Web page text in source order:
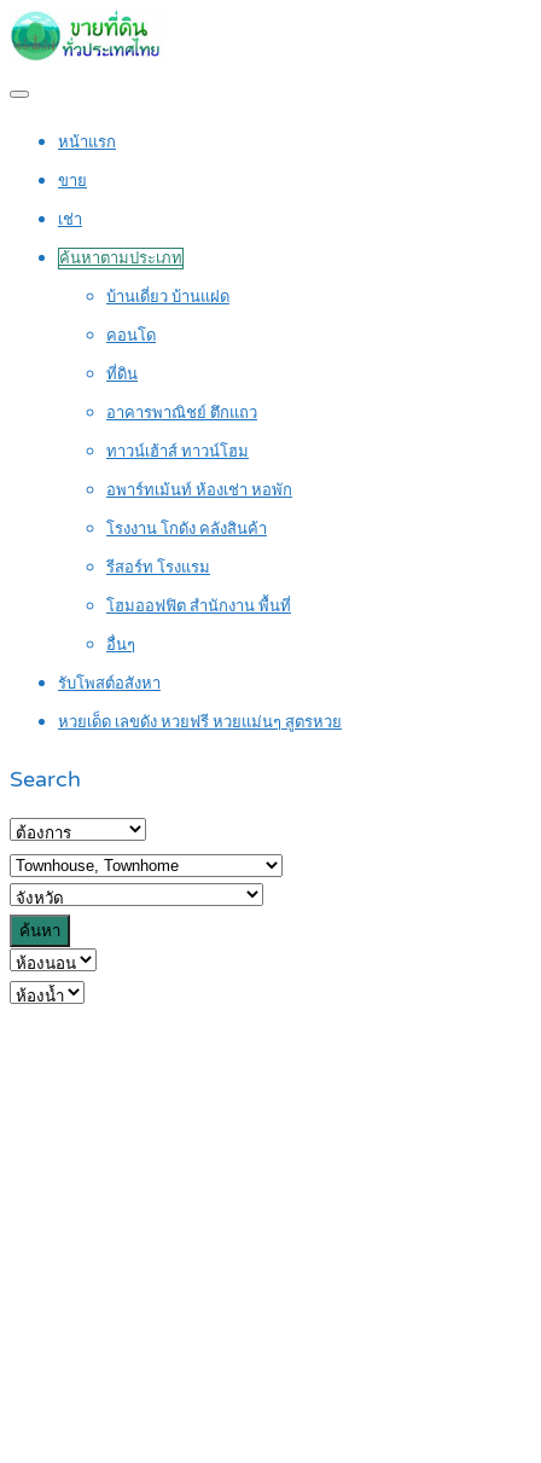
หน้าแรก
ขาย
เช่า
ค้นหาตามประเภท
บ้านเดี่ยว บ้านแฝด
คอนโด
ที่ดิน
อาคารพาณิชย์ ตึกแถว
ทาวน์เฮ้าส์ ทาวน์โฮม
อพาร์ทเม้นท์ ห้องเช่า หอพัก
โรงงาน โกดัง คลังสินค้า
รีสอร์ท โรงแรม
โฮมออฟฟิต สำนักงาน พื้นที่
อื่นๆ
รับโพสต์อสังหา
หวยเด็ด เลขดัง หวยฟรี หวยแม่นๆ สูตรหวย
Search
ค้นหา